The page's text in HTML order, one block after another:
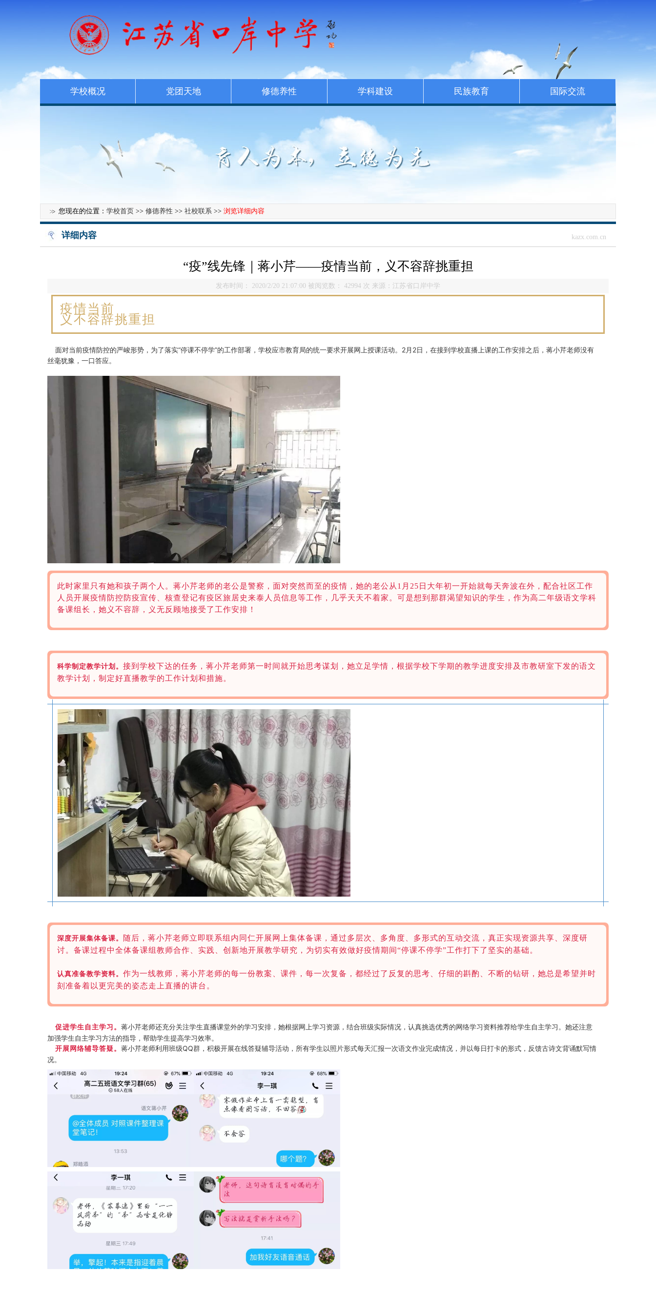
学校概况 党团天地 修德养性 学科建设 民族教育 国际交流
您现在的位置： 学校首页 >> 修德养性 >> 社校联系 >> 浏览详细内容
详细内容 kazx.com.cn
“疫”线先锋｜蒋小芹——疫情当前，义不容辞挑重担
发布时间： 2020/2/20 21:07:00 被阅览数： 42994 次 来源：江苏省口岸中学
疫情当前
义不容辞挑重担
面对当前疫情防控的严峻形势，为了落实“停课不停学”的工作部署，学校应市教育局的统一要求开展网上授课活动。 2月2日，在接到学校直播上课的工作安排之后，蒋小芹老师没有
丝毫犹豫，一口答应。
此时家里只有她和孩子两个人。 蒋小芹老师的老公是警察，面对突然而至的疫情，她的老公从1月25日大年初一开始就每天奔波在外，配合社区工作
人员开展疫情防控防疫宣传、核查登记有疫区旅居史来泰人员信息等工作，几乎天天不着家。 可是想到那群渴望知识的学生，作为高二年级语文学科
备课组长，她义不容辞，义无反顾地接受了工作安排！
科学制定教学计划。 接到学校下达的任务，蒋小芹老师第一时间就开始思考谋划，她立足学情，根据学校下学期的教学进度安排及市教研室下发的语文
教学计划，制定好直播教学的工作计划和措施。
深度开展集体备课。
随后，蒋小芹老师立即联系组内同仁开展网上集体备课，通过多层次、多角度、多形式的互动交流，真正实现资源共享、深度研
讨。 备课过程中全体备课组教师合作、实践、创新地开展教学研究，为切实有效做好疫情期间“停课不停学”工作打下了坚实的基础。
认真准备教学资料。 作为一线教师，蒋小芹老师的每一份教案、课件，每一次复备，都经过了反复的思考、仔细的斟酌、不断的钻研，她总是希望并时
刻准备着以更完美的姿态走上直播的讲台。
促进学生自主学习。 蒋小芹老师还充分关注学生直播课堂外的学习安排，她根据网上学习资源，结合班级实际情况，认真挑选优秀的网络学习资料推荐给学生自主学习。她还注意
加强学生自主学习方法的指导，帮助学生提高学习效率。
开展网络辅导答疑。 蒋小芹老师利用班级QQ群，积极开展在线答疑辅导活动，所有学生以照片形式每天汇报一次语文作业完成情况，并以每日打卡的形式，反馈古诗文背诵默写情
况。